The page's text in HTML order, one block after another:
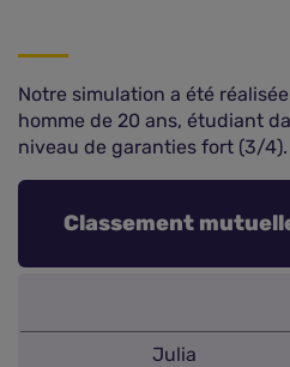
Notre simulation a été
homme de 20 ans, étudiant
niveau de garanties fort (3/4).
Classement
Julia